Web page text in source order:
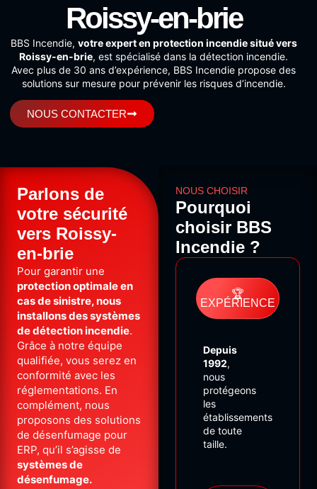
Roissy-en-brie
BBS Incendie, votre expert en protection incendie situé vers
Roissy-en-brie, est spécialisé dans la détection incendie.
Avec plus de 30 ans d’expérience, BBS Incendie propose des
solutions sur mesure pour prévenir les risques d’incendie.
NOUS CONTACTER
Parlons de
votre sécurité
vers Roissy-
en-brie
Pour garantir une
protection optimale en
cas de sinistre, nous
installons des systèmes
de détection incendie.
Grâce à notre équipe
qualifiée, vous serez en
conformité avec les
réglementations. En
complément, nous
proposons des solutions
de désenfumage pour
ERP, qu’il s’agisse de
systèmes de
désenfumage.
NOUS CHOISIR
Pourquoi
choisir BBS
Incendie ?
🏆
EXPÉRIENCE
Depuis
1992,
nous
protégeons
les
établissements
de toute
taille.